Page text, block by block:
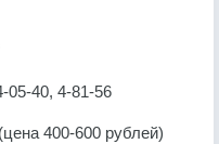
05-40, 4-81-56
400-600 рублей)